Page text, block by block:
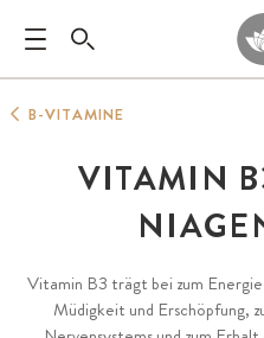
B-VITAMINE
VITAMIN
Vitamin B3 trägt bei zum
Müdigkeit und Erschöpfung,